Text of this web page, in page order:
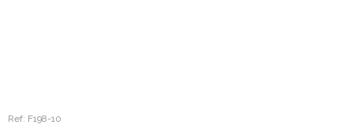
Ref: F198-10